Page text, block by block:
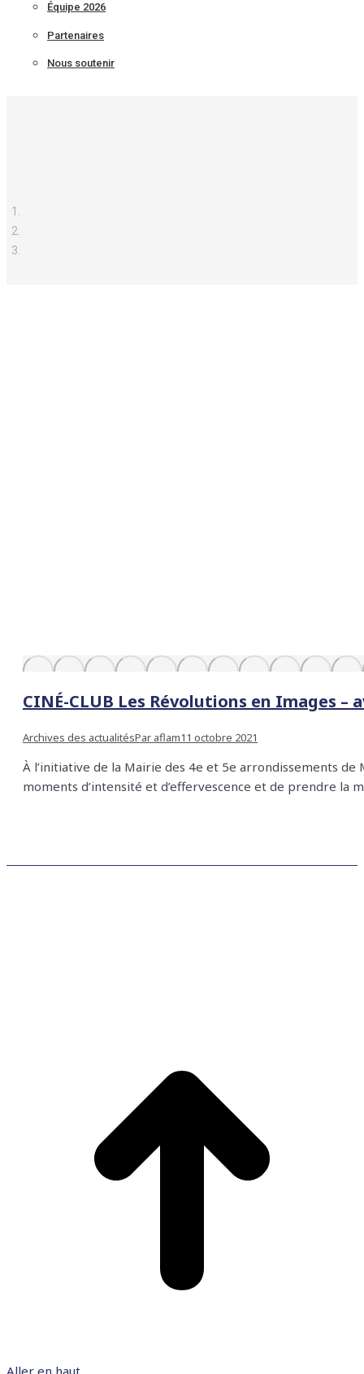
Équipe 2026
Partenaires
Nous soutenir
CINÉ-CLUB Les Révolutions en Images –
Archives des actualitésPar aflam11 octobre 2021
À l’initiative de la Mairie des 4e et 5e arrondissements de
moments d’intensité et d’effervescence et de prendre la